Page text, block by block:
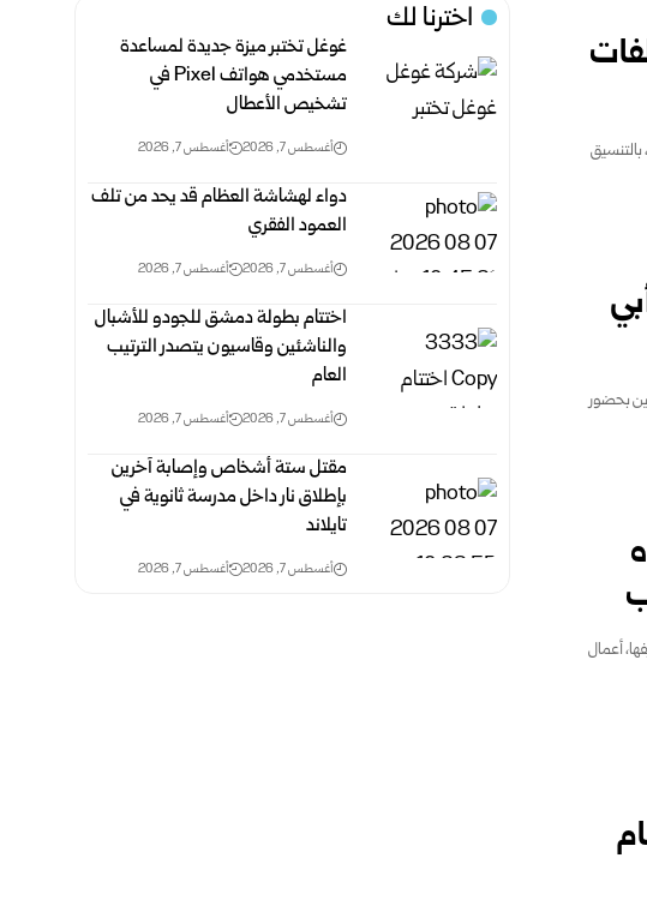
بحضور
أعمال
اخترنا لك
غوغل تختبر ميزة جديدة لمساعدة
مستخدمي هواتف Pixel في
تشخيص الأعطال
أغسطس 7, 2026 أغسطس 7, 2026
دواء لهشاشة العظام قد يحد من تلف
العمود الفقري
أغسطس 7, 2026 أغسطس 7, 2026
اختتام بطولة دمشق للجودو للأشبال
والناشئين وقاسيون يتصدر الترتيب
العام
أغسطس 7, 2026 أغسطس 7, 2026
مقتل ستة أشخاص وإصابة آخرين
بإطلاق نار داخل مدرسة ثانوية في
تايلاند
أغسطس 7, 2026 أغسطس 7, 2026